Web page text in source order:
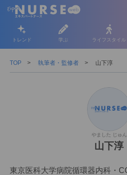
トレンド 学ぶ ライフスタイル
TOP 執筆者・監修者 山下淳
やました じゅん
山下淳
東京医科大学病院循環器内科・